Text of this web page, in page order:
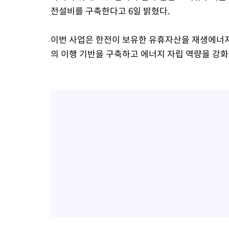
[속보]규제합리화위원회 부위원장에 김태유 서울대 공대 교
[속보] 7월 중국 수출 23.9%↑ 수입 27.5%↑…무역총액
[속보]'채상병 순직 책임' 임성근, 항소심도 징역 3년
전설비를 구축한다고 6일 밝혔다.
이번 사업은 한전이 보유한 유휴자산을 재생에
의 이행 기반을 구축하고 에너지 자립 역량을 강